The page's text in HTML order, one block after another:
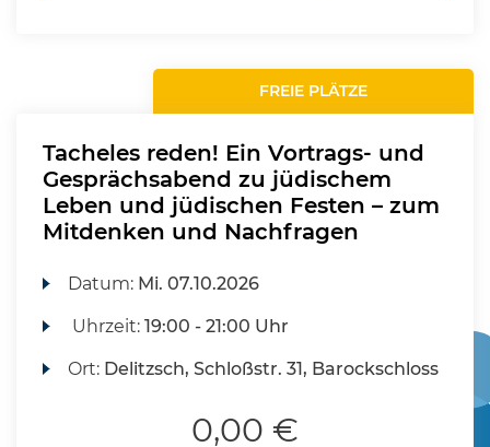
FREIE PLÄTZE
Tacheles reden! Ein Vortrags- und
Gesprächsabend zu jüdischem
Leben und jüdischen Festen – zum
Mitdenken und Nachfragen
Datum: Mi. 07.10.2026
Uhrzeit:19:00 - 21:00 Uhr
Ort: Delitzsch, Schloßstr. 31, Barockschloss
0,00 €